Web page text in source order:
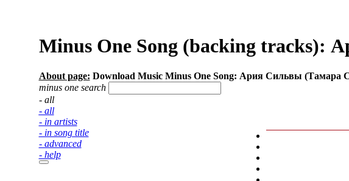
Minus One Song (backing tracks):
About page: Download Music Minus One Song: Ария Сильвы (Тамара
minus one search
- all
- all
- in artists
- in song title
- advanced
- help